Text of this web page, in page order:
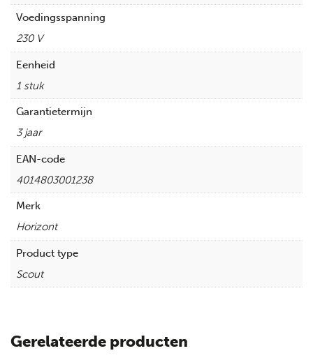
Voedingsspanning
230 V
Eenheid
1 stuk
Garantietermijn
3 jaar
EAN-code
4014803001238
Merk
Horizont
Product type
Scout
Gerelateerde producten